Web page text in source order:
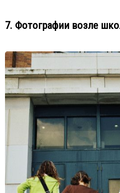
7. Фотографии возле